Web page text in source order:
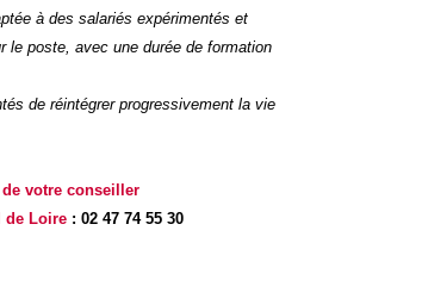
à des salariés expérimentés et
le poste, avec une durée de formation
de réintégrer progressivement la vie
votre conseiller
de Loire :02 47 74 55 30